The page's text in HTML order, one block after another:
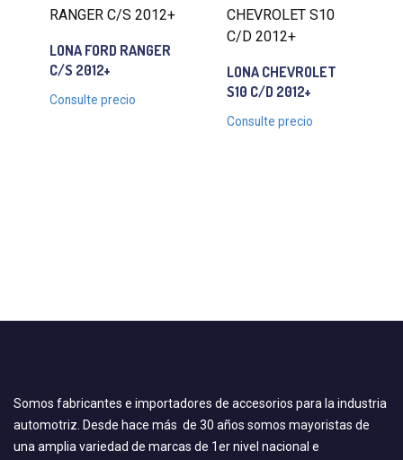
LONA FORD RANGER
C/S 2012+
Consulte precio
LONA CHEVROLET
S10 C/D 2012+
Consulte precio
Somos fabricantes e importadores de accesorios para la industria
automotriz. Desde hace más de 30 años somos mayoristas de
una amplia variedad de marcas de 1er nivel nacional e